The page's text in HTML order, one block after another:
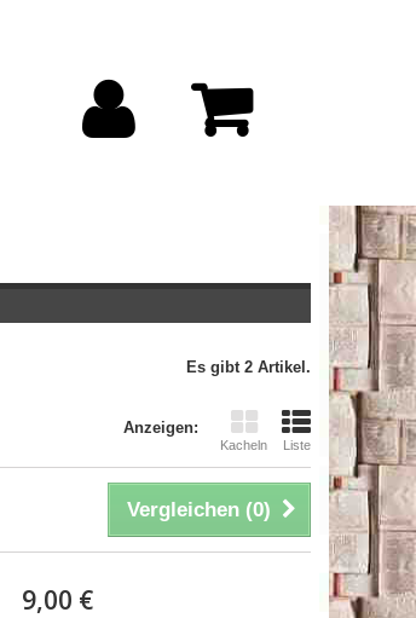
Es gibt 2 Artikel.
Anzeigen:
Kacheln Liste
Vergleichen (0)
9,00 €